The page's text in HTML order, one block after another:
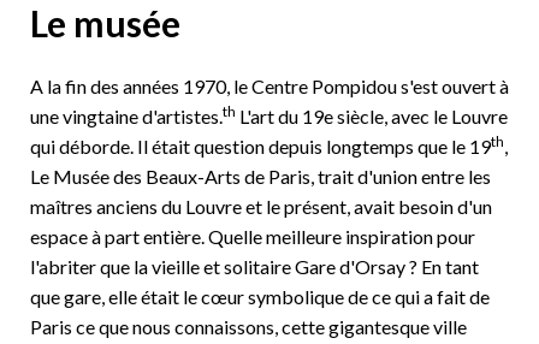
Le musée
A la fin des années 1970, le Centre Pompidou s'est ouvert à
une vingtaine d'artistes.th L'art du 19e siècle, avec le Louvre
qui déborde. Il était question depuis longtemps que le 19th,
Le Musée des Beaux-Arts de Paris, trait d'union entre les
maîtres anciens du Louvre et le présent, avait besoin d'un
espace à part entière. Quelle meilleure inspiration pour
l'abriter que la vieille et solitaire Gare d'Orsay ? En tant
que gare, elle était le cœur symbolique de ce qui a fait de
Paris ce que nous connaissons, cette gigantesque ville